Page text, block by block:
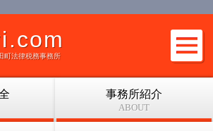
町法律税務事務所
事務所紹介
ABOUT